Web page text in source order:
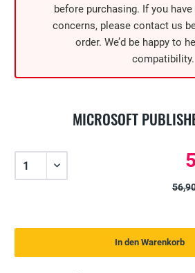
before purchasing. If you
concerns, please contact us
order. We’d be happy to
compatibility.
MICROSOFT
In den Warenkorb